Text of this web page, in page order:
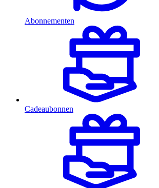
Abonnementen
Cadeaubonnen